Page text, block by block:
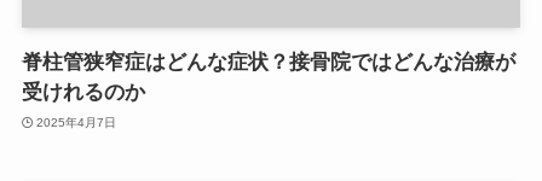
脊柱管狭窄症はどんな症状？接骨院ではどんな治療が
受けれるのか
2025年4月7日